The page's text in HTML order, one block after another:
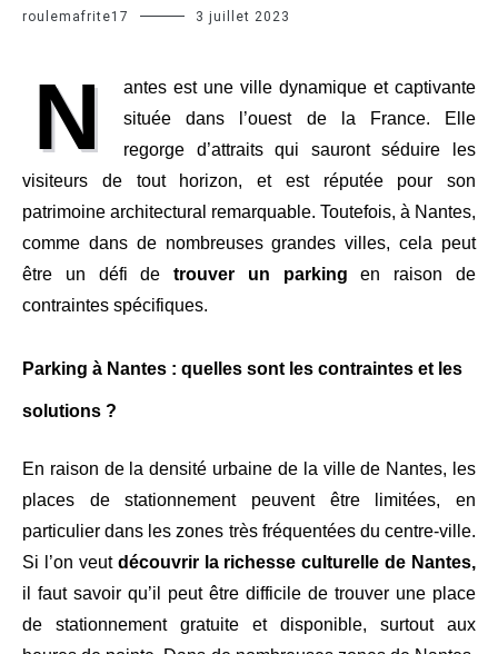
roulemafrite17 3 juillet 2023
N
antes est une ville dynamique et captivante
située dans l’ouest de la France. Elle
regorge d’attraits qui sauront séduire les
visiteurs de tout horizon, et est réputée pour son
patrimoine architectural remarquable. Toutefois, à Nantes,
comme dans de nombreuses grandes villes, cela peut
être un défi detrouver un parking en raison de
contraintes spécifiques.
Parking à Nantes : quelles sont les contraintes et les
solutions ?
En raison de la densité urbaine de la ville de Nantes, les
places de stationnement peuvent être limitées, en
particulier dans les zones très fréquentées du centre-ville.
Si l’on veutdécouvrir la richesse culturelle de Nantes,
il faut savoir qu’il peut être difficile de trouver une place
de stationnement gratuite et disponible, surtout aux